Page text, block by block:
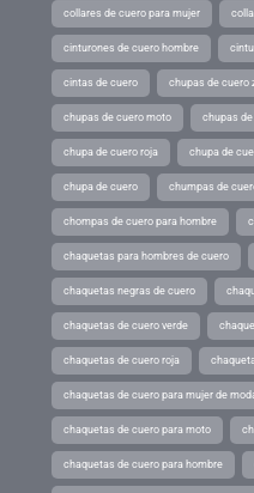
collares de cuero para mujer
cinturones de cuero hombre
cintas de cuero chupas de cuero
chupas de cuero moto chupas
chupa de cuero roja chupa de
chupa de cuero chumpas de
chompas de cuero para hombre
chaquetas para hombres de cuero
chaquetas negras de cuero
chaquetas de cuero verde
chaquetas de cuero roja
chaquetas de cuero para mujer de
chaquetas de cuero para moto
chaquetas de cuero para hombre